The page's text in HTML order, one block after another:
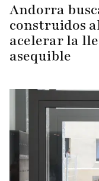
Andorra
construidos
acelerar la
asequible